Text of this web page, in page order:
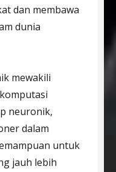
dan membawa
dunia
mewakili
neuronik,
dalam
untuk
jauh lebih